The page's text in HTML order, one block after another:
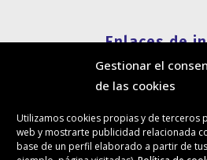
Gestionar el
de las cookies
Utilizamos cookies propias y de terceros
web y mostrarte publicidad relacionada
base de un perfil elaborado a partir de
Enlaces de
Política de
Política de
Canal de
Protección de privacidad